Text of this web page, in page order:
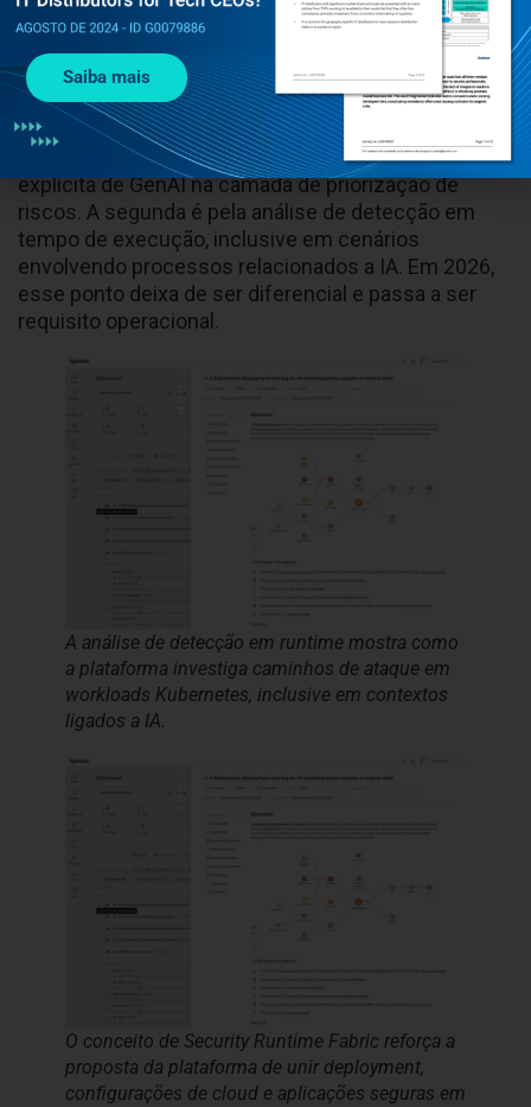
5. IA, runtime e a próxima fronteira
operacional
GenAI e workloads de IA entraram definitivamente
na agenda de segurança em nuvem.
isso de duas formas. A primeira é pela presença
explícita de GenAI na camada de priorização de
riscos. A segunda é pela análise de detecção em
tempo de execução, inclusive em cenários
envolvendo processos relacionados a IA. Em 2026,
esse ponto deixa de ser diferencial e passa a ser
requisito operacional.
A análise de detecção em runtime mostra como
a plataforma investiga caminhos de ataque em
workloads Kubernetes, inclusive em contextos
ligados a IA.
O conceito de Security Runtime Fabric reforça a
proposta da plataforma de unir deployment,
configurações de cloud e aplicações seguras em
Saiba mais